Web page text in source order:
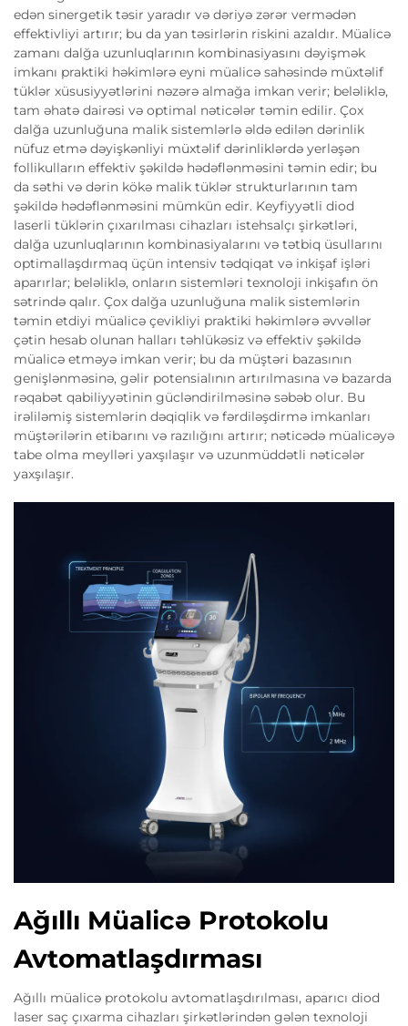
edən sinergetik təsir yaradır və dəriyə zərər vermədən
effektivliyi artırır; bu da yan təsirlərin riskini azaldır. Müalicə
zamanı dalğa uzunluqlarının kombinasiyasını dəyişmək
imkanı praktiki həkimlərə eyni müalicə sahəsində müxtəlif
tüklər xüsusiyyətlərini nəzərə almağa imkan verir; beləliklə,
tam əhatə dairəsi və optimal nəticələr təmin edilir. Çox
dalğa uzunluğuna malik sistemlərlə əldə edilən dərinlik
nüfuz etmə dəyişkənliyi müxtəlif dərinliklərdə yerləşən
follikulların effektiv şəkildə hədəflənməsini təmin edir; bu
da səthi və dərin kökə malik tüklər strukturlarının tam
şəkildə hədəflənməsini mümkün edir. Keyfiyyətli diod
laserli tüklərin çıxarılması cihazları istehsalçı şirkətləri,
dalğa uzunluqlarının kombinasiyalarını və tətbiq üsullarını
optimallaşdırmaq üçün intensiv tədqiqat və inkişaf işləri
aparırlar; beləliklə, onların sistemləri texnoloji inkişafın ön
sətrində qalır. Çox dalğa uzunluğuna malik sistemlərin
təmin etdiyi müalicə çevikliyi praktiki həkimlərə əvvəllər
çətin hesab olunan halları təhlükəsiz və effektiv şəkildə
müalicə etməyə imkan verir; bu da müştəri bazasının
genişlənməsinə, gəlir potensialının artırılmasına və bazarda
rəqabət qabiliyyətinin gücləndirilməsinə səbəb olur. Bu
irəliləmiş sistemlərin dəqiqlik və fərdiləşdirmə imkanları
müştərilərin etibarını və razılığını artırır; nəticədə müalicəyə
tabe olma meylləri yaxşılaşır və uzunmüddətli nəticələr
yaxşılaşır.
Ağıllı Müalicə Protokolu
Avtomatlaşdırması
Ağıllı müalicə protokolu avtomatlaşdırılması, aparıcı diod
laser saç çıxarma cihazları şirkətlərindən gələn texnoloji